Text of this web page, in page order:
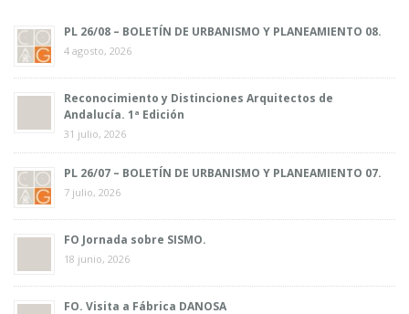
PL 26/08 – BOLETÍN DE URBANISMO Y PLANEAMIENTO 08.
4 agosto, 2026
Reconocimiento y Distinciones Arquitectos de
Andalucía. 1ª Edición
31 julio, 2026
PL 26/07 – BOLETÍN DE URBANISMO Y PLANEAMIENTO 07.
7 julio, 2026
FO Jornada sobre SISMO.
18 junio, 2026
FO. Visita a Fábrica DANOSA